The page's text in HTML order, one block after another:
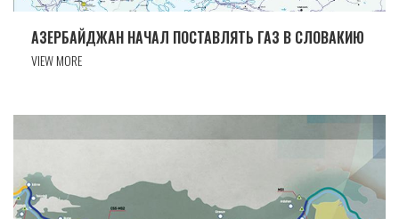
АЗЕРБАЙДЖАН НАЧАЛ ПОСТАВЛЯТЬ ГАЗ В СЛОВАКИЮ
VIEW MORE